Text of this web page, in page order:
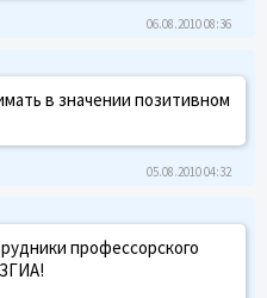
06.08.2010 08:36
в значении позитивном
05.08.2010 04:32
профессорского